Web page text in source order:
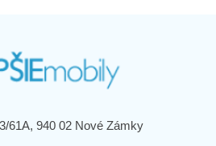
61A, 940 02 Nové Zámky